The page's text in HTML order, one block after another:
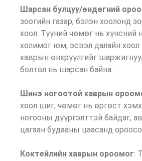
Шарсан булцуу/өндөгний
зоогийн газар, бэлэн хоолонд
хоол. Түүний чөмөг нь хүнсний
холимог юм, эсвэл далайн
хаврын өнхрүүлгийг
болтол нь шарсан байна.
Шинэ ногоотой хаврын
хоол шиг, чөмөг нь өргөст
ногооны дүүргэлттэй байдаг,
цагаан будааны цаасанд
Коктейлийн хаврын ороомог: